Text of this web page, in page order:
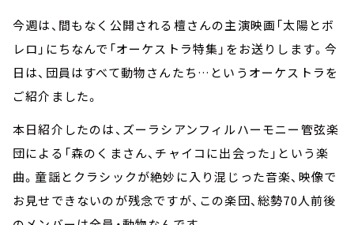
今週は、間もなく公開される檀さんの主演映画「太陽とボ
レロ」にちなんで「オーケストラ特集」をお送りします。今
日は、団員はすべて動物さんたち…というオーケストラを
ご紹介ました。
本日紹介したのは、ズーラシアンフィルハーモニー管弦楽
団による「森のくまさん、チャイコに出会った」という楽
曲。童謡とクラシックが絶妙に入り混じった音楽、映像で
お見せできないのが残念ですが、この楽団、総勢70人前後